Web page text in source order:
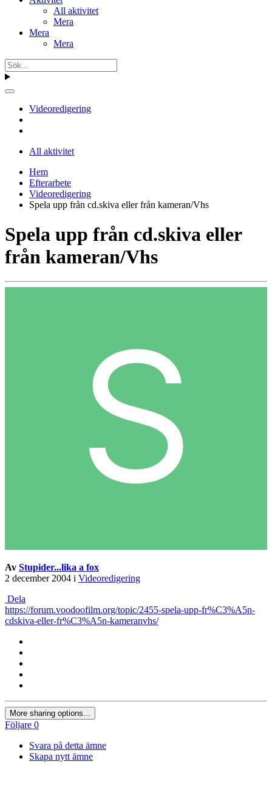
All aktivitet
Mera
Mera
Mera
Videoredigering
All aktivitet
Hem
Efterarbete
Videoredigering
Spela upp från cd.skiva eller från kameran/Vhs
Spela upp från cd.skiva eller
från kameran/Vhs
Av Stupider...lika a fox
2 december 2004 i Videoredigering
Dela
https://forum.voodoofilm.org/topic/2455-spela-upp-fr%C3%A5n-
cdskiva-eller-fr%C3%A5n-kameranvhs/
More sharing options...
Följare 0
Svara på detta ämne
Skapa nytt ämne